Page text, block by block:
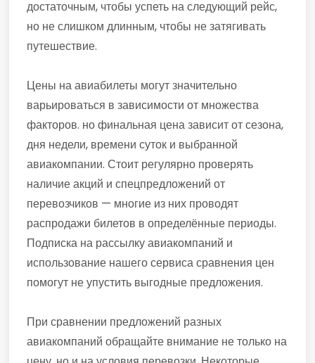
достаточным, чтобы успеть на следующий рейс,
но не слишком длинным, чтобы не затягивать
путешествие.
Цены на авиабилеты могут значительно
варьироваться в зависимости от множества
факторов. но финальная цена зависит от сезона,
дня недели, времени суток и выбранной
авиакомпании. Стоит регулярно проверять
наличие акций и спецпредложений от
перевозчиков — многие из них проводят
распродажи билетов в определённые периоды.
Подписка на рассылку авиакомпаний и
использование нашего сервиса сравнения цен
помогут не упустить выгодные предложения.
При сравнении предложений разных
авиакомпаний обращайте внимание не только на